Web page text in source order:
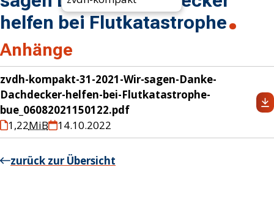
helfen bei Flutkatastrophe
Anhänge
zvdh-kompakt-31-2021-Wir-sagen-Danke-
Dachdecker-helfen-bei-Flutkatastrophe-
bue_06082021150122.pdf
1,22MiB 14.10.2022
zurück zur Übersicht